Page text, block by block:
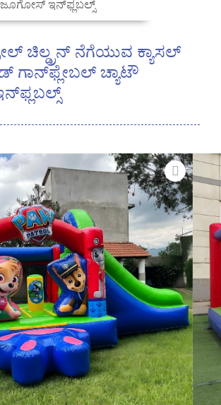
ಜೂಗೋಸ್ ಇನ್‌ಫ್ಲಬಲ್ಸ್
ಚಿಲ್ಡ್ರನ್ ನೆಗೆಯುವ ಕ್ಯಾಸಲ್
ಗಾನ್‌ಫ್ಲೇಬಲ್ ಚ್ಯಾಟೌ